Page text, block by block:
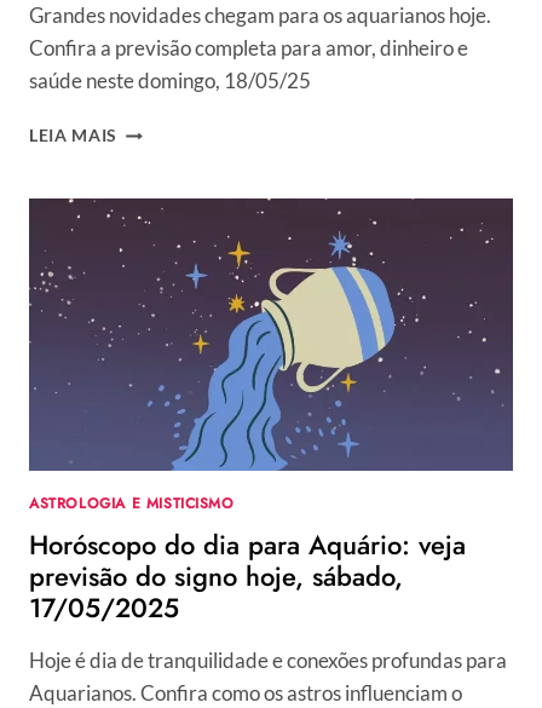
Grandes novidades chegam para os aquarianos hoje.
Confira a previsão completa para amor, dinheiro e
saúde neste domingo, 18/05/25
LEIA MAIS HORÓSCOPO
PARA
AQUÁRIO:
VEJA
PREVISÃO
DO
SIGNO
DOMINGO,
18/05/2025
ASTROLOGIA E MISTICISMO
Horóscopo do dia para Aquário: veja
previsão do signo hoje, sábado,
17/05/2025
Hoje é dia de tranquilidade e conexões profundas para
Aquarianos. Confira como os astros influenciam o